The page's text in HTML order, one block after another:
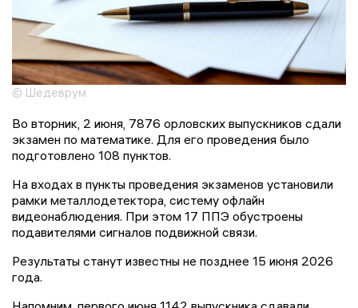
© Шедеврум
Во вторник, 2 июня, 7876 орловских выпускников сдали
экзамен по математике. Для его проведения было
подготовлено 108 пунктов.
На входах в пункты проведения экзаменов установили
рамки металлодетектора, систему офлайн
видеонаблюдения. При этом 17 ППЭ обустроены
подавителями сигналов подвижной связи.
Результаты станут известны не позднее 15 июня 2026
года.